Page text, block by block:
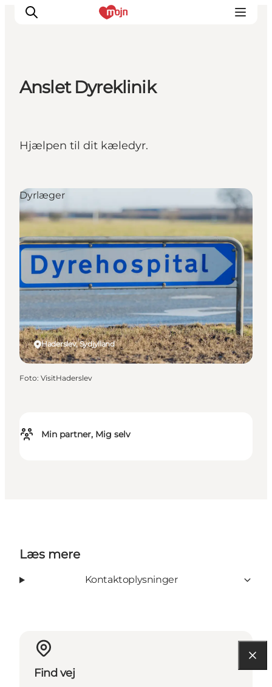
Det sker
Overnatning
Booking
Anslet Dyreklinik
Hjælpen til dit kæledyr.
Min partner, Mig selv
Haderslev, Sydjylland
Dyrlæger
Foto: VisitHaderslev
Læs mere
Kontaktoplysninger
Find vej